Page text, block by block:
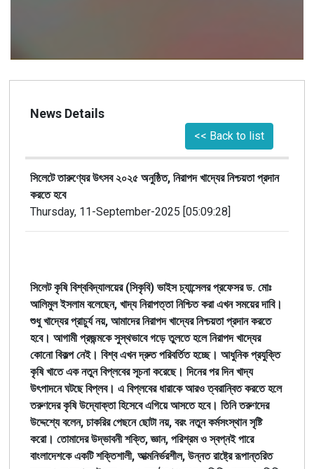
News Details
<< Back to list
সিলেটে তারুণ্যের উৎসব ২০২৫ অনুষ্ঠিত, নিরাপদ খাদ্যের নিশ্চয়তা প্রদান
করতে হবে
Thursday, 11-September-2025 [05:09:28]
সিলেট কৃষি বিশ্ববিদ্যালয়ের (সিকৃবি) ভাইস চ্যান্সেলর প্রফেসর ড. মোঃ
আলিমুল ইসলাম বলেছেন, খাদ্য নিরাপত্তা নিশ্চিত করা এখন সময়ের দাবি।
শুধু খাদ্যের প্রাচুর্য নয়, আমাদের নিরাপদ খাদ্যের নিশ্চয়তা প্রদান করতে
হবে। আগামী প্রজন্মকে সুস্থভাবে গড়ে তুলতে হলে নিরাপদ খাদ্যের
কোনো বিকল্প নেই। বিশ্ব এখন দ্রুত পরিবর্তিত হচ্ছে। আধুনিক প্রযুক্তি
কৃষি খাতে এক নতুন বিপ্লবের সূচনা করেছে। দিনের পর দিন খাদ্য
উৎপাদনে ঘটছে বিপ্লব। এ বিপ্লবের ধারাকে আরও ত্বরান্বিত করতে হলে
তরুণদের কৃষি উদ্যোক্তা হিসেবে এগিয়ে আসতে হবে। তিনি তরুণদের
উদ্দেশ্যে বলেন, চাকরির পেছনে ছোটা নয়, বরং নতুন কর্মসংস্থান সৃষ্টি
করো। তোমাদের উদ্ভাবনী শক্তি, জ্ঞান, পরিশ্রম ও স্বপ্নই পারে
বাংলাদেশকে একটি শক্তিশালী, আত্মনির্ভরশীল, উন্নত রাষ্ট্রে রূপান্তরিত